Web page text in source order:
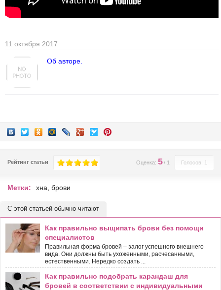
11 октября 2017
Об авторе.
Рейтинг статьи Голосов: 1
Оценка: 5/ 1
Метки: хна брови
С этой статьей обычно читают
Как правильно выщипать брови без помощи
специалистов
Правильная форма бровей – залог успешного внешнего
вида. Они должны быть ухоженными, расчесанными,
естественными. Нередко создать ...
Как правильно подобрать карандаш для
бровей в соответствии с индивидуальными